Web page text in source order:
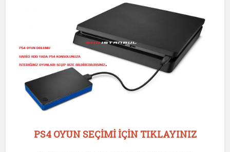
PS4 OYUN SEÇİMİ İÇİN TIKLAYINIZ